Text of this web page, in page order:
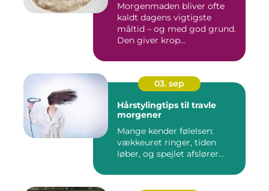
Morgenmaden bliver ofte
kaldt dagens vigtigste
måltid – og med god grund.
Den giver krop...
03. sep
Hårstylingtips til travle
morgener
Mange kender følelsen:
vækkeuret ringer, tiden
løber, og spejlet afslører...